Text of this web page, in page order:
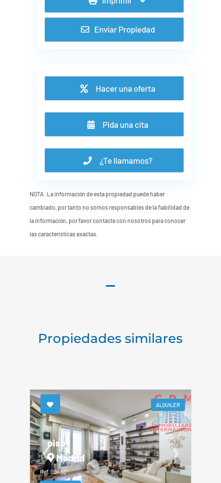
Enviar Propiedad
Hacer una oferta
Pida una cita
¿Te llamamos?
NOTA: La información de esta propiedad puede haber
cambiado, por tanto no somos responsables de la fiabilidad de
la información, por favor contacte con nosotros para conocer
las características exactas.
Propiedades similares
ALQUILER
piso
Madrid
Ref. 09463*
❮ ❯